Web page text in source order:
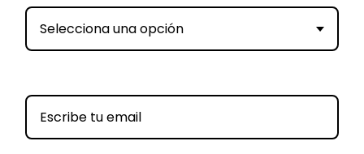
Selecciona una opción